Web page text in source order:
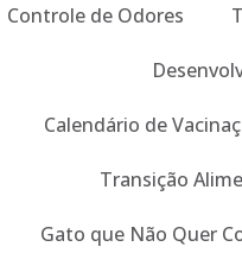
Controle de Odores
Calendário de
Transição
Gato que Não Quer